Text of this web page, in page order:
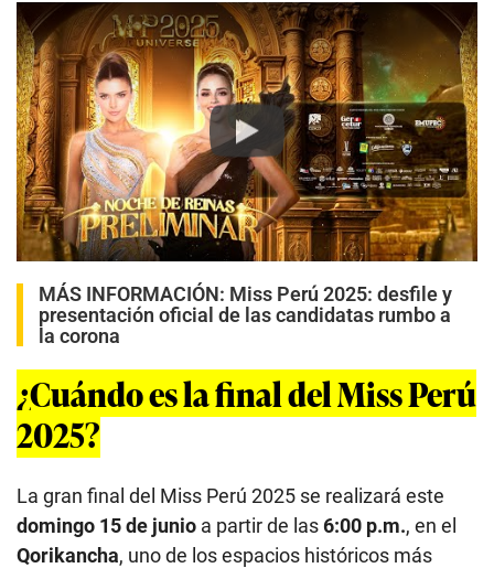
Play
MÁS INFORMACIÓN: Miss Perú 2025: desfile y
presentación oficial de las candidatas rumbo a
la corona
¿Cuándo es la final del Miss Perú
2025?
La gran final del Miss Perú 2025 se realizará este
domingo 15 de junio a partir de las6:00 p.m., en el
Qorikancha, uno de los espacios históricos más